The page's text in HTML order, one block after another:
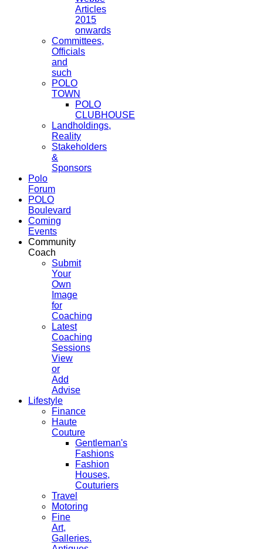
Articles
2015
onwards
Committees,
Officials
and
such
POLO
TOWN
POLO
CLUBHOUSE
Landholdings,
Reality
Stakeholders
&
Sponsors
Polo
Forum
POLO
Boulevard
Coming
Events
Community
Coach
Submit
Your
Own
Image
for
Coaching
Latest
Coaching
Sessions
View
or
Add
Advise
Lifestyle
Finance
Haute
Couture
Gentleman's
Fashions
Fashion
Houses,
Couturiers
Travel
Motoring
Fine
Art,
Galleries.